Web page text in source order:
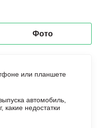
Фото
или планшете
автомобиль,
какие недостатки